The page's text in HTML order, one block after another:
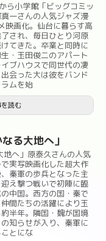
ら小学館「ビッグコミッ
一さんの人気ジャズ漫
映画化。仙台に暮らす高
され、毎日ひとり河原
てきた。卒業と同時に
・玉田俊二のアパート
ブハウスで同世代の凄
会った大は彼をバンド
ムを始
読む
る大地へ」
地へ」原泰久さんの人気
実写映画化した超大作
秦軍の歩兵となった主
え撃つ戦いで初陣に臨
中国。西方の国・秦で
間たちの活躍により玉
半年。隣国・魏が国境
知らせが入り、秦軍に
とにな